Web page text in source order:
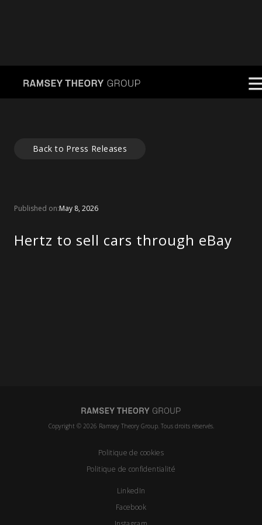
Back to Press Releases
Published on:May 8, 2026
Hertz to sell cars through eBay
Copyright © 2026 Ramsey Theory Group. Tous droits réservés.
Politique de cookies
Politique de confidentialité
LinkedIn
Facebook